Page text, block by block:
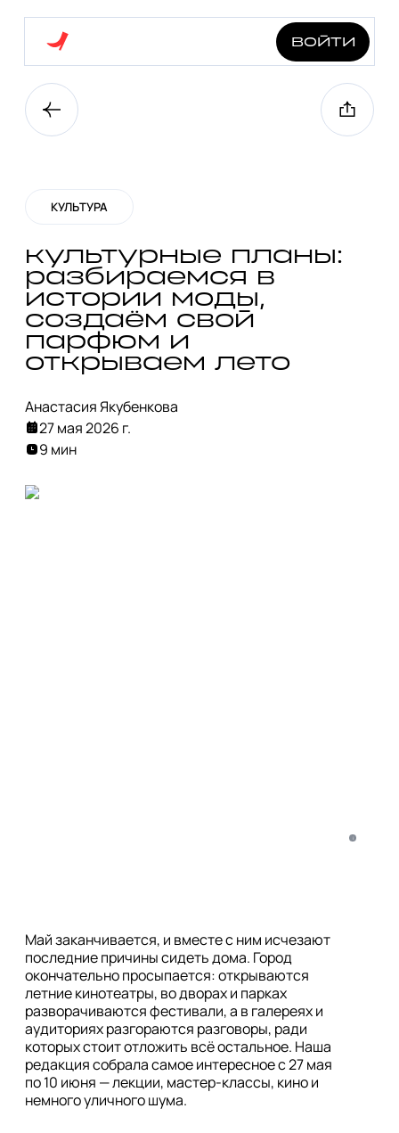
войти
КУЛЬТУРА
культурные планы:
разбираемся в
истории моды,
создаём свой
парфюм и
открываем лето
Анастасия Якубенкова
27 мая 2026 г.
9 мин
i
Май заканчивается, и вместе с ним исчезают
последние причины сидеть дома. Город
окончательно просыпается: открываются
летние кинотеатры, во дворах и парках
разворачиваются фестивали, а в галереях и
аудиториях разгораются разговоры, ради
которых стоит отложить всё остальное. Наша
редакция собрала самое интересное с 27 мая
по 10 июня — лекции, мастер-классы, кино и
немного уличного шума.